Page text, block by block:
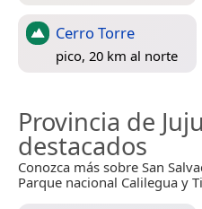
Cerro Torre
pico, 20 km al norte
Provincia de
destacados
Conozca más sobre San
Parque nacional Calilegua y